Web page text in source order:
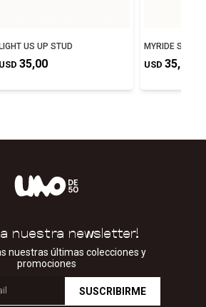
LIGHT US UP STUD
USD 35,00
MYRIDE STUD
USD 35,00
a nuestra newsletter!
nuestras últimas colecciones y
promociones
SUSCRIBIRME